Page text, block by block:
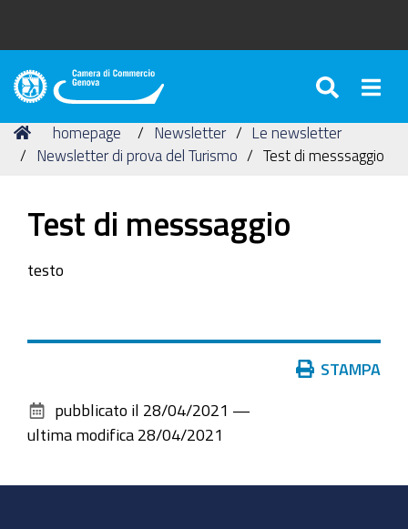
Camera
Commercio
di
Tu
sei
Home
homepage Newsletter
Le newsletter
Newsletter di prova del Turismo
Test di messsaggio
Test di messsaggio
testo
documento
STAMPA
pubblicato il 28/04/2021 —
ultima modifica 28/04/2021